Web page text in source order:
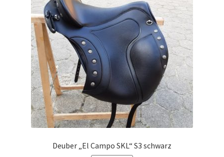
Deuber „El Campo SKL“ S3 schwarz